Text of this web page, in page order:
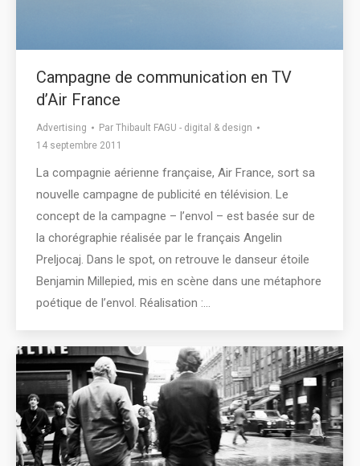
Campagne de communication en TV
d’Air France
Advertising Par Thibault FAGU - digital & design
14 septembre 2011
La compagnie aérienne française, Air France, sort sa
nouvelle campagne de publicité en télévision. Le
concept de la campagne – l’envol – est basée sur de
la chorégraphie réalisée par le français Angelin
Preljocaj. Dans le spot, on retrouve le danseur étoile
Benjamin Millepied, mis en scène dans une métaphore
poétique de l’envol. Réalisation :…